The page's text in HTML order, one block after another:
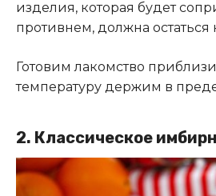
изделия, которая будет
противнем, должна остаться
Готовим лакомство
температуру держим в
2. Классическое